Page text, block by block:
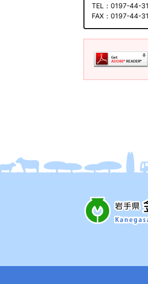
TEL
：0197-44-
FAX ：0197-44-